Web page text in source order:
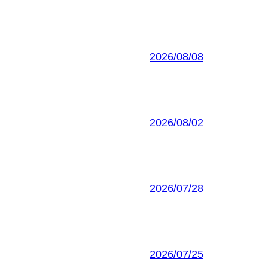
2026/08/08
2026/08/02
2026/07/28
2026/07/25